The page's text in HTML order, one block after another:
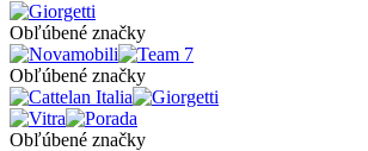
Obľúbené značky
Obľúbené značky
Obľúbené značky